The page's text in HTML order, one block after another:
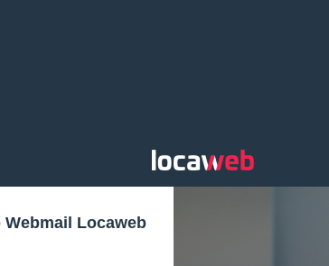
Webmail Locaweb